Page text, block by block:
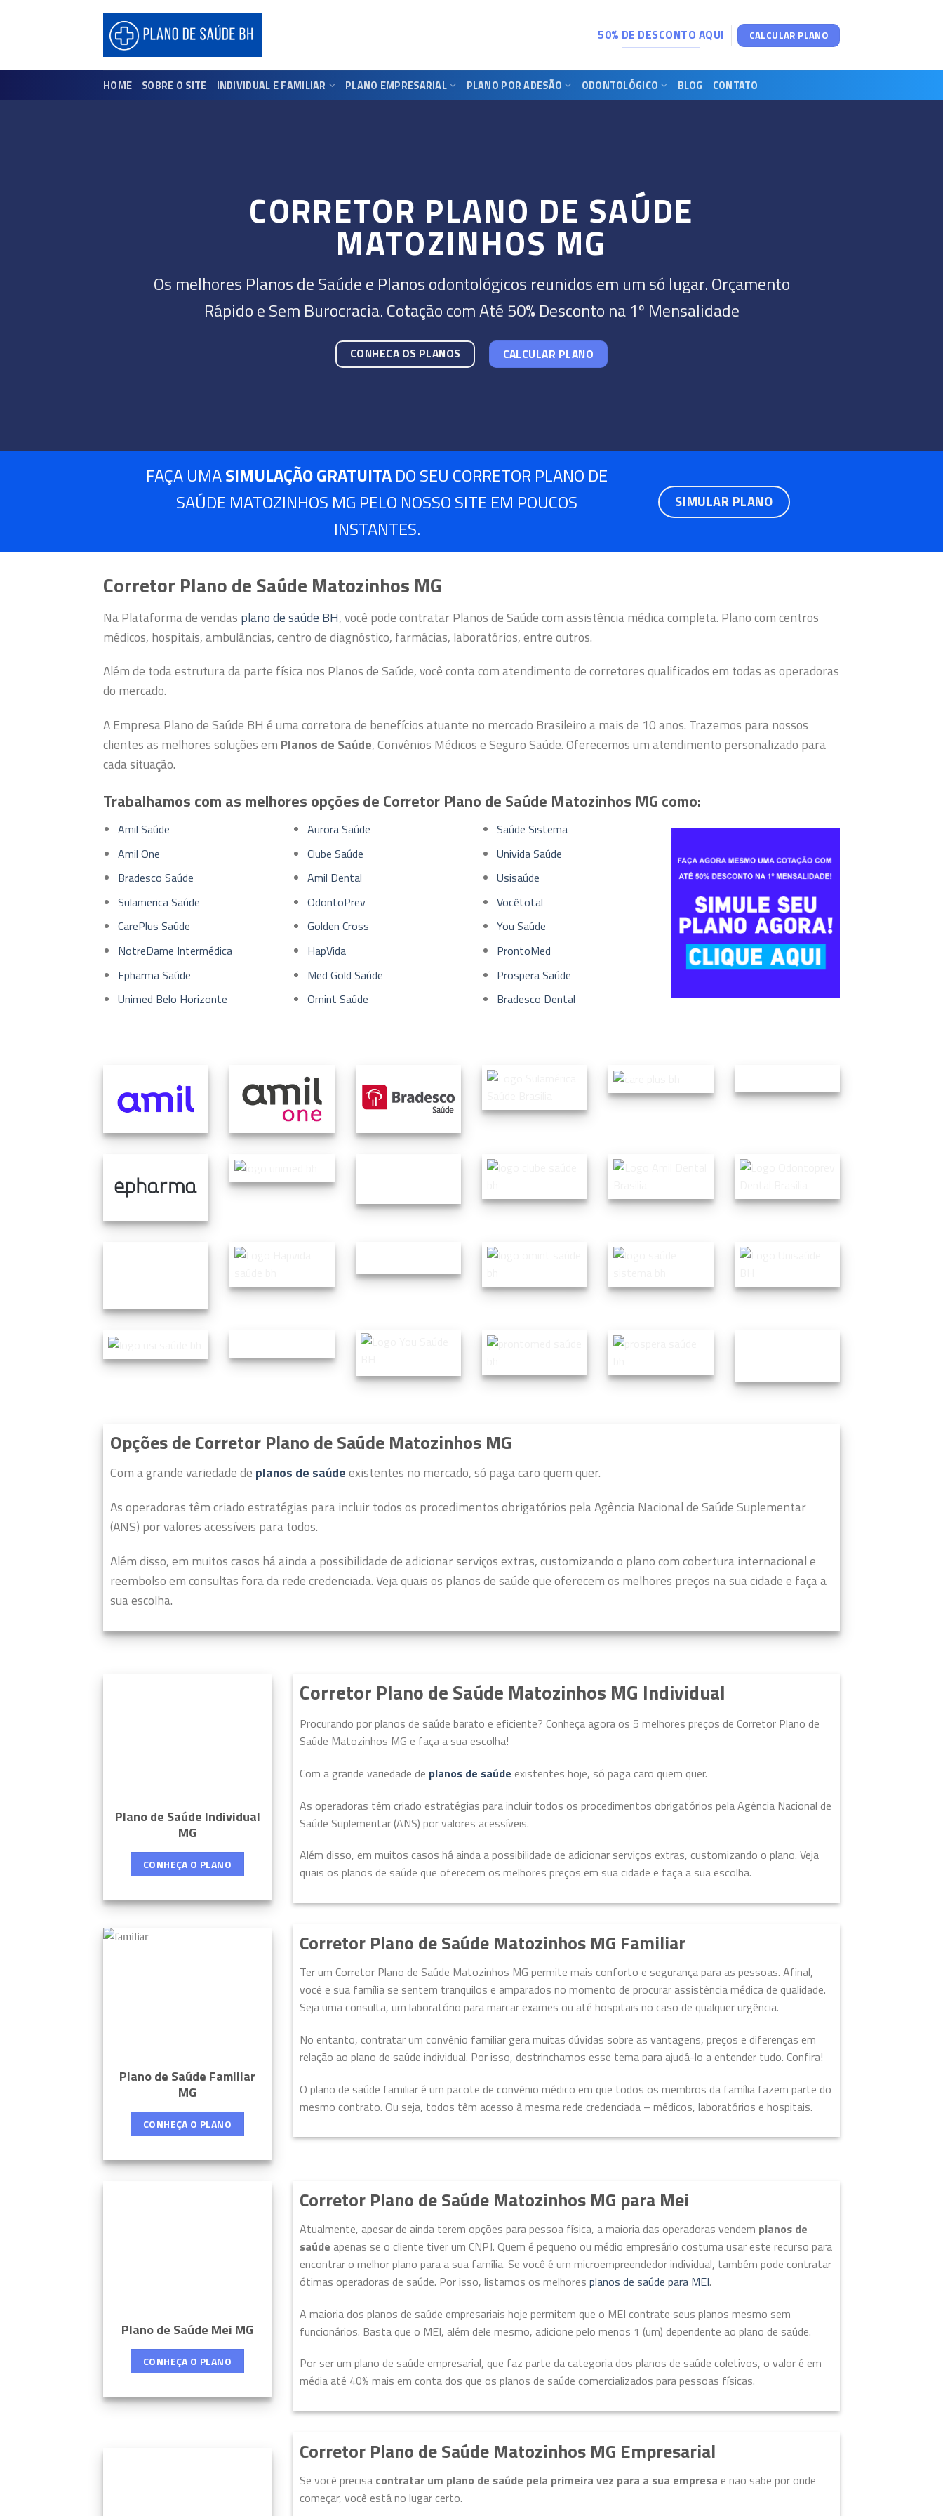
50% DE DESCONTO AQUI CALCULAR PLANO
HOME SOBRE O SITE INDIVIDUAL E FAMILIAR PLANO EMPRESARIAL PLANO POR ADESÃO ODONTOLÓGICO BLOG CONTATO
CORRETOR PLANO DE SAÚDE
MATOZINHOS MG
Os melhores Planos de Saúde e Planos odontológicos reunidos em um só lugar. Orçamento
Rápido e Sem Burocracia. Cotação com Até 50% Desconto na 1º Mensalidade
CONHECA OS PLANOS CALCULAR PLANO
FAÇA UMASIMULAÇÃO GRATUITADO SEU CORRETOR PLANO DE
SAÚDE MATOZINHOS MG PELO NOSSO SITE EM POUCOS
INSTANTES.
SIMULAR PLANO
Corretor Plano de Saúde Matozinhos MG
Na Plataforma de vendas plano de saúde BH, você pode contratar Planos de Saúde com assistência médica completa. Plano com centros
médicos, hospitais, ambulâncias, centro de diagnóstico, farmácias, laboratórios, entre outros.
Além de toda estrutura da parte física nos Planos de Saúde, você conta com atendimento de corretores qualificados em todas as operadoras
do mercado.
A Empresa Plano de Saúde BH é uma corretora de benefícios atuante no mercado Brasileiro a mais de 10 anos. Trazemos para nossos
clientes as melhores soluções em Planos de Saúde, Convênios Médicos e Seguro Saúde. Oferecemos um atendimento personalizado para
cada situação.
Trabalhamos com as melhores opções de Corretor Plano de Saúde Matozinhos MG como:
Amil Saúde
Amil One
Bradesco Saúde
Sulamerica Saúde
CarePlus Saúde
NotreDame Intermédica
Epharma Saúde
Unimed Belo Horizonte
Aurora Saúde
Clube Saúde
Amil Dental
OdontoPrev
Golden Cross
HapVida
Med Gold Saúde
Omint Saúde
Saúde Sistema
Univida Saúde
Usisaúde
Vocêtotal
You Saúde
ProntoMed
Prospera Saúde
Bradesco Dental
Opções de Corretor Plano de Saúde Matozinhos MG
Com a grande variedade de planos de saúdeexistentes no mercado, só paga caro quem quer.
As operadoras têm criado estratégias para incluir todos os procedimentos obrigatórios pela Agência Nacional de Saúde Suplementar
(ANS) por valores acessíveis para todos.
Além disso, em muitos casos há ainda a possibilidade de adicionar serviços extras, customizando o plano com cobertura internacional e
reembolso em consultas fora da rede credenciada. Veja quais os planos de saúde que oferecem os melhores preços na sua cidade e faça a
sua escolha.
Plano de Saúde Individual
MG
CONHEÇA O PLANO
Corretor Plano de Saúde Matozinhos MG Individual
Procurando por planos de saúde barato e eficiente? Conheça agora os 5 melhores preços de Corretor Plano de
Saúde Matozinhos MG e faça a sua escolha!
Com a grande variedade de planos de saúde existentes hoje, só paga caro quem quer.
As operadoras têm criado estratégias para incluir todos os procedimentos obrigatórios pela Agência Nacional de
Saúde Suplementar (ANS) por valores acessíveis.
Além disso, em muitos casos há ainda a possibilidade de adicionar serviços extras, customizando o plano. Veja
quais os planos de saúde que oferecem os melhores preços em sua cidade e faça a sua escolha.
Plano de Saúde Familiar
MG
CONHEÇA O PLANO
Corretor Plano de Saúde Matozinhos MG Familiar
Ter um Corretor Plano de Saúde Matozinhos MG permite mais conforto e segurança para as pessoas. Afinal,
você e sua família se sentem tranquilos e amparados no momento de procurar assistência médica de qualidade.
Seja uma consulta, um laboratório para marcar exames ou até hospitais no caso de qualquer urgência.
No entanto, contratar um convênio familiar gera muitas dúvidas sobre as vantagens, preços e diferenças em
relação ao plano de saúde individual. Por isso, destrinchamos esse tema para ajudá-lo a entender tudo. Confira!
O plano de saúde familiar é um pacote de convênio médico em que todos os membros da família fazem parte do
mesmo contrato. Ou seja, todos têm acesso à mesma rede credenciada – médicos, laboratórios e hospitais.
Plano de Saúde Mei MG
CONHEÇA O PLANO
Corretor Plano de Saúde Matozinhos MG para Mei
Atualmente, apesar de ainda terem opções para pessoa física, a maioria das operadoras vendem planos de
saúde apenas se o cliente tiver um CNPJ. Quem é pequeno ou médio empresário costuma usar este recurso para
encontrar o melhor plano para a sua família. Se você é um microempreendedor individual, também pode contratar
ótimas operadoras de saúde. Por isso, listamos os melhores planos de saúde para MEI.
A maioria dos planos de saúde empresariais hoje permitem que o MEI contrate seus planos mesmo sem
funcionários. Basta que o MEI, além dele mesmo, adicione pelo menos 1 (um) dependente ao plano de saúde.
Por ser um plano de saúde empresarial, que faz parte da categoria dos planos de saúde coletivos, o valor é em
média até 40% mais em conta dos que os planos de saúde comercializados para pessoas físicas.
Corretor Plano de Saúde Matozinhos MG Empresarial
Se você precisa contratar um plano de saúde pela primeira vez para a sua empresa e não sabe por onde
começar, você está no lugar certo.